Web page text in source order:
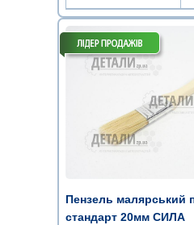
Пензель малярський
стандарт 20мм СИЛА